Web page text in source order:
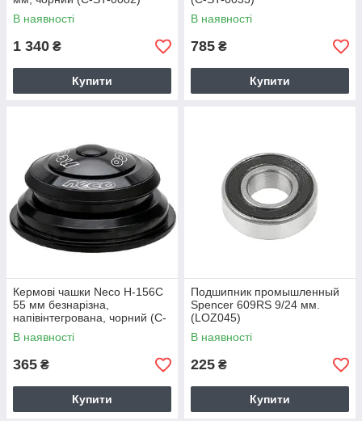
В наявності
1 340 ₴
Купити
В наявності
785 ₴
Купити
Кермові чашки Neco H-156C
55 мм безнарізна,
напівінтегрована, чорний (C-
ST-0074)
В наявності
365 ₴
Купити
Подшипник промышленный
Spencer 609RS 9/24 мм.
(LOZ045)
В наявності
225 ₴
Купити